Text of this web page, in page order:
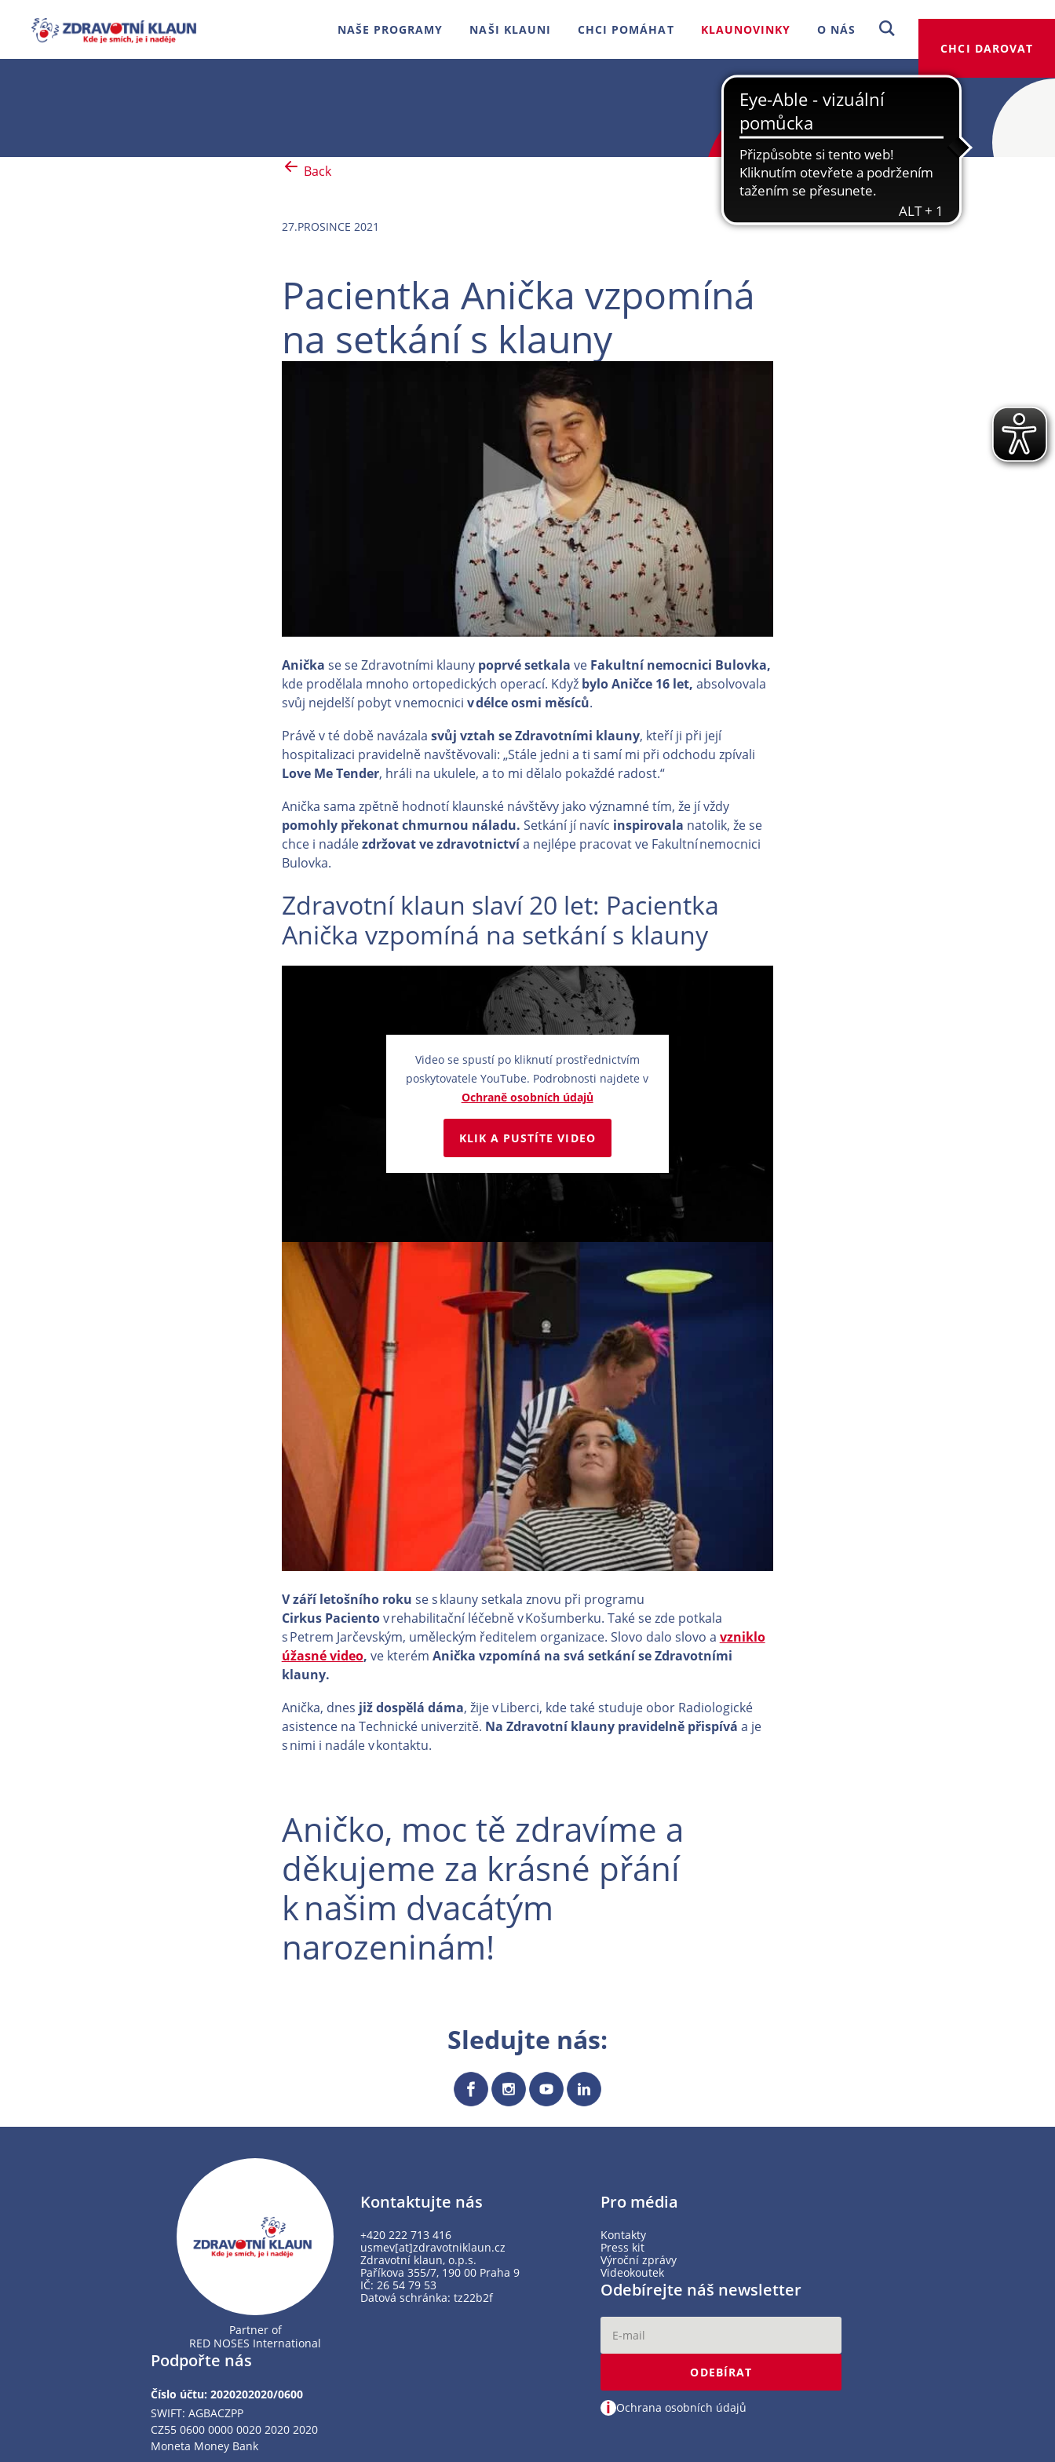
CHCI DAROVAT
NAŠE PROGRAMY NAŠI KLAUNI CHCI POMÁHAT KLAUNOVINKY O NÁS
Back
27.PROSINCE 2021
Pacientka Anička vzpomíná
na setkání s klauny
Anička se se Zdravotními klauny poprvé setkala ve Fakultní nemocnici Bulovka,
kde prodělala mnoho ortopedických operací. Když bylo Aničce 16 let, absolvovala
svůj nejdelší pobyt v nemocnici v délce osmi měsíců.
Právě v té době navázala svůj vztah se Zdravotními klauny, kteří ji při její
hospitalizaci pravidelně navštěvovali: „Stále jedni a ti samí mi při odchodu zpívali
Love Me Tender, hráli na ukulele, a to mi dělalo pokaždé radost.“
Anička sama zpětně hodnotí klaunské návštěvy jako významné tím, že jí vždy
pomohly překonat chmurnou náladu. Setkání jí navíc inspirovala natolik, že se
chce i nadálezdržovat ve zdravotnictvía nejlépe pracovat ve Fakultní nemocnici
Bulovka.
Zdravotní klaun slaví 20 let: Pacientka
Anička vzpomíná na setkání s klauny
Video se spustí po kliknutí prostřednictvím
poskytovatele YouTube. Podrobnosti najdete v
Ochraně osobních údajů
KLIK A PUSTÍTE VIDEO
V září letošního roku se s klauny setkala znovu při programu
Cirkus Pacientov rehabilitační léčebně v Košumberku. Také se zde potkala
s Petrem Jarčevským, uměleckým ředitelem organizace. Slovo dalo slovo a vzniklo
úžasné video, ve kterém Anička vzpomíná na svá setkání se Zdravotními
klauny.
Anička, dnes již dospělá dáma, žije v Liberci, kde také studuje obor Radiologické
asistence na Technické univerzitě. Na Zdravotní klauny pravidelně přispívá a je
s nimi i nadále v kontaktu.
Aničko, moc tě zdravíme a
děkujeme za krásné přání
k našim dvacátým
narozeninám!
Sledujte nás:
Partner of
RED NOSES International
Podpořte nás
Číslo účtu: 2020202020/0600
SWIFT: AGBACZPP
CZ55 0600 0000 0020 2020 2020
Moneta Money Bank
Kontaktujte nás
+420 222 713 416
usmev[at]zdravotniklaun.cz
Zdravotní klaun, o.p.s.
Paříkova 355/7, 190 00 Praha 9
IČ: 26 54 79 53
Datová schránka: tz22b2f
Pro média
Kontakty
Press kit
Výroční zprávy
Videokoutek
Odebírejte náš newsletter
ODEBÍRAT
i Ochrana osobních údajů